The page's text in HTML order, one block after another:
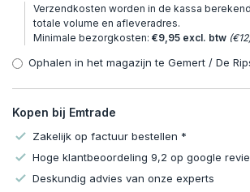
Verzendkosten worden in de kassa
totale volume en afleveradres.
Minimale bezorgkosten: €9,95 excl. btw
Ophalen in het magazijn te Gemert / De
Kopen bij Emtrade
Zakelijk op factuur bestellen *
Hoge klantbeoordeling 9,2 op google
Deskundig advies van onze experts